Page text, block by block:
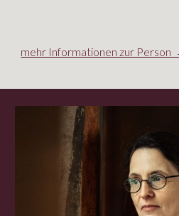
mehr Informationen zur Person